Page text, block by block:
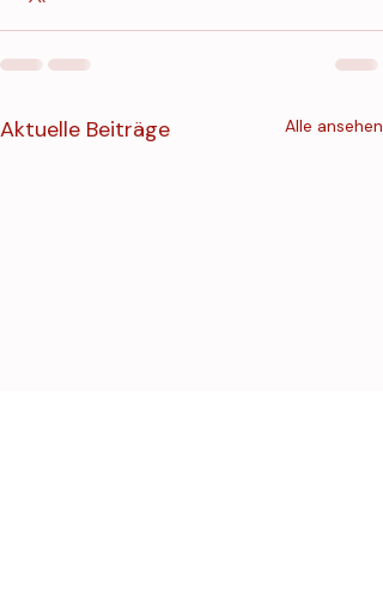
Aktuelle Beiträge Alle ansehen